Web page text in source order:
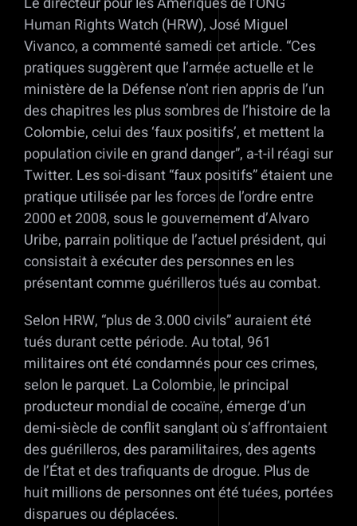
Human Rights Watch (HRW), José Miguel
Vivanco, a commenté samedi cet article. “Ces
pratiques suggèrent que l’armée actuelle et le
ministère de la Défense n’ont rien appris de l’un
des chapitres les plus sombres de l’histoire de la
Colombie, celui des ‘faux positifs’, et mettent la
population civile en grand danger”, a-t-il réagi sur
Twitter. Les soi-disant “faux positifs” étaient une
pratique utilisée par les forces de l’ordre entre
2000 et 2008, sous le gouvernement d’Alvaro
Uribe, parrain politique de l’actuel président, qui
consistait à exécuter des personnes en les
présentant comme guérilleros tués au combat.
Selon HRW, “plus de 3.000 civils” auraient été
tués durant cette période. Au total, 961
militaires ont été condamnés pour ces crimes,
selon le parquet. La Colombie, le principal
producteur mondial de cocaïne, émerge d’un
demi-siècle de conflit sanglant où s’affrontaient
des guérilleros, des paramilitaires, des agents
de l’État et des trafiquants de drogue. Plus de
huit millions de personnes ont été tuées, portées
disparues ou déplacées.